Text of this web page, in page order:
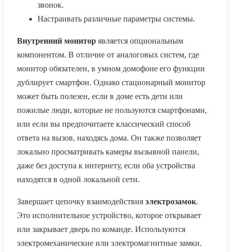
звонок.
Настраивать различные параметры системы.
Внутренний монитор является опциональным
компонентом. В отличие от аналоговых систем, где
монитор обязателен, в умном домофоне его функции
дублирует смартфон. Однако стационарный монитор
может быть полезен, если в доме есть дети или
пожилые люди, которые не пользуются смартфонами,
или если вы предпочитаете классический способ
ответа на вызов, находясь дома. Он также позволяет
локально просматривать камеры вызывной панели,
даже без доступа к интернету, если оба устройства
находятся в одной локальной сети.
Завершает цепочку взаимодействия электрозамок.
Это исполнительное устройство, которое открывает
или закрывает дверь по команде. Используются
электромеханические или электромагнитные замки.